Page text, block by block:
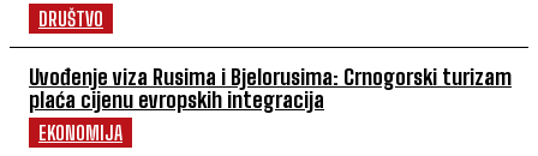
DRUŠTVO
Uvođenje viza Rusima i Bjelorusima: Crnogorski turizam
plaća cijenu evropskih integracija
EKONOMIJA